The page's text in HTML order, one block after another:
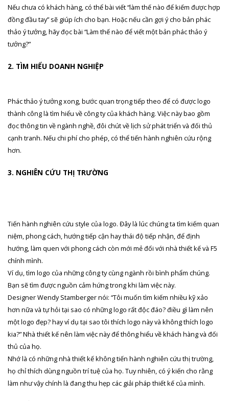
Nếu chưa có khách hàng, có thể bài viết “làm thế nào để kiếm được hợp
đồng đầu tay” sẽ giúp ích cho bạn. Hoặc nếu cần gợi ý cho bản phác
thảo ý tưởng, hãy đọc bài “Làm thế nào để viết một bản phác thảo ý
tưởng?”
2. TÌM HIỂU DOANH NGHIỆP
Phác thảo ý tưởng xong, bước quan trọng tiếp theo để có được logo
thành công là tìm hiểu về công ty của khách hàng. Việc này bao gồm
đọc thông tin về ngành nghề, đôi chút về lịch sử phát triển và đối thủ
cạnh tranh. Nếu chi phí cho phép, có thể tiến hành nghiên cứu rộng
hơn.
3. NGHIÊN CỨU THỊ TRƯỜNG
Tiến hành nghiên cứu style của logo. Đây là lúc chúng ta tìm kiếm quan
niệm, phong cách, hướng tiếp cận hay thái độ tiếp nhận, để định
hướng, làm quen với phong cách còn mới mẻ đối với nhà thiết kế và F5
chính mình.
Ví dụ, tìm logo của những công ty cùng ngành rồi bình phẩm chúng.
Bạn sẽ tìm được nguồn cảm hứng trong khi làm việc này.
Designer Wendy Stamberger nói: “Tôi muốn tìm kiếm nhiều kỹ xảo
hơn nữa và tự hỏi tại sao có những logo rất độc đáo? điều gì làm nên
một logo đẹp? hay ví dụ tại sao tôi thích logo này và không thích logo
kia?” Nhà thiết kế nên làm việc này để thông hiểu về khách hàng và đối
thủ của họ.
Nhớ là có những nhà thiết kế không tiến hành nghiên cứu thị trường,
họ chỉ thích dùng nguồn trí tuệ của họ. Tuy nhiên, có ý kiến cho rằng
làm như vậy chính là đang thu hẹp các giải pháp thiết kế của mình.